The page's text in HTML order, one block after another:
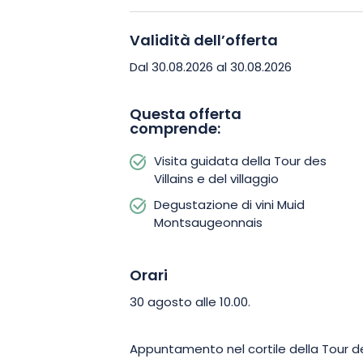
Caractère® (domeniche del
intima e di qualità di piccole città con
dai percorsi turistici tradizionali.
condivisione. Il tour prosegue con una
Montsaugeonnais, riflesso del know-
passo avanti, un brunch locavore (a
assaporare i prodotti locali in
Lasciatevi tentare da questa
Validità dell’offerta
Dal 30.08.2026 al 30.08.2026
Questa offerta
comprende:
Visita guidata della Tour des
Villains e del villaggio
Degustazione di vini Muid
Montsaugeonnais
Orari
30 agosto alle 10.00.
Appuntamento nel cortile della Tour